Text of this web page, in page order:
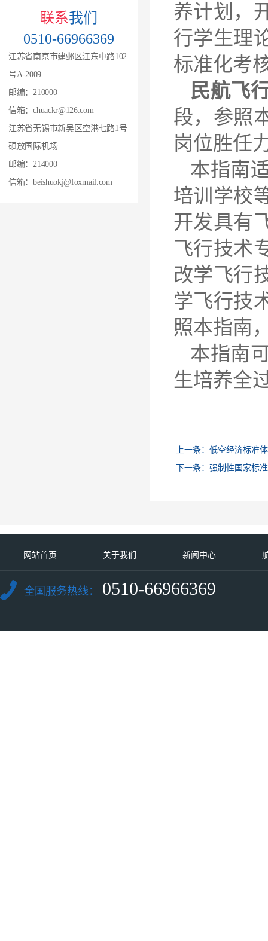
联系我们
0510-66966369
江苏省南京市建邺区江东中路102
号A-2009
邮编：210000
信箱：chuackr@126.com
江苏省无锡市新吴区空港七路1号
硕放国际机场
邮编：214000
信箱：beishuokj@foxmail.com
养计划，
行学生理
标准化考
民航飞
段，参照
岗位胜任
本指南
培训学校
开发具有
飞行技术
改学飞行
学飞行技
照本指南
本指南
生培养全
上一条： 低空经济标准
下一条： 强制性国家标
网站首页 关于我们 新闻中心
全国服务热线： 0510-66966369